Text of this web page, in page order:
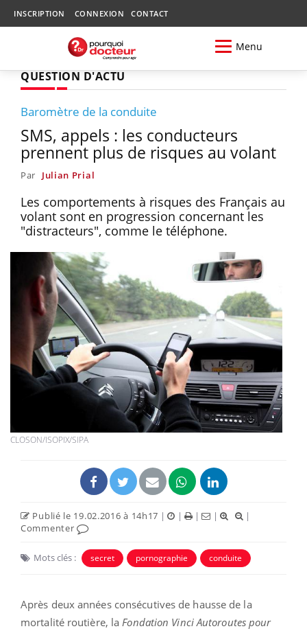
INSCRIPTION CONNEXION CONTACT
Menu
QUESTION D'ACTU
Baromètre de la conduite
SMS, appels : les conducteurs
prennent plus de risques au volant
Par Julian Prial
Les comportements à risques des Français au
volant sont en progression concernant les
"distracteurs", comme le téléphone.
CLOSON/ISOPIX/SIPA
Publié le 19.02.2016 à 14h17 | | | |
|
Commenter
Mots clés : secret pornographie conduite
Après deux années consécutives de hausse de la
mortalité routière, la Fondation Vinci Autoroutes pour